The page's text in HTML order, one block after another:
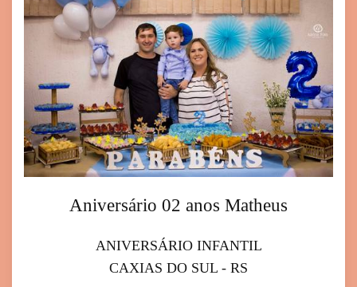
Aniversário 02 anos Matheus
ANIVERSÁRIO INFANTIL
CAXIAS DO SUL - RS